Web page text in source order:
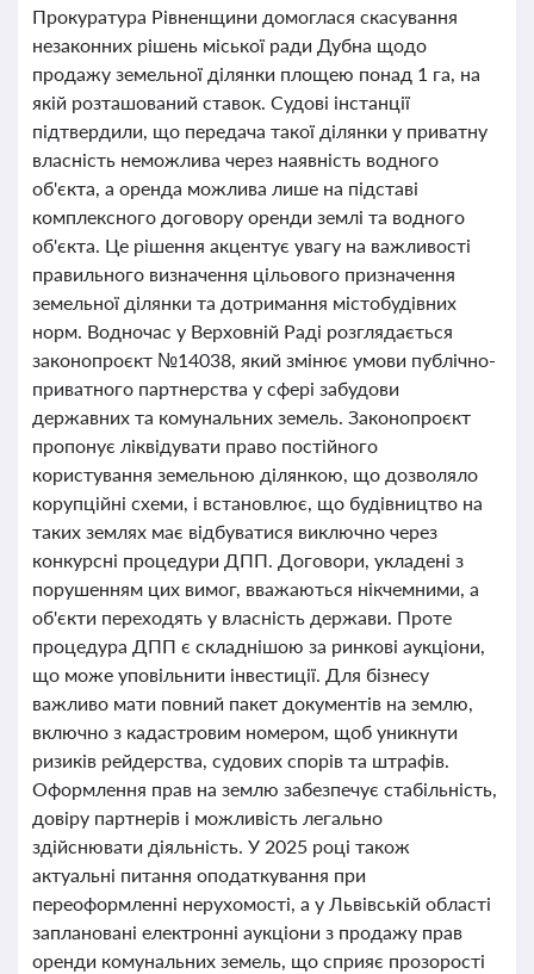
Прокуратура Рівненщини домоглася скасування
незаконних рішень міської ради Дубна щодо
продажу земельної ділянки площею понад 1 га, на
якій розташований ставок. Судові інстанції
підтвердили, що передача такої ділянки у приватну
власність неможлива через наявність водного
об'єкта, а оренда можлива лише на підставі
комплексного договору оренди землі та водного
об'єкта. Це рішення акцентує увагу на важливості
правильного визначення цільового призначення
земельної ділянки та дотримання містобудівних
норм. Водночас у Верховній Раді розглядається
законопроєкт №14038, який змінює умови публічно-
приватного партнерства у сфері забудови
державних та комунальних земель. Законопроєкт
пропонує ліквідувати право постійного
користування земельною ділянкою, що дозволяло
корупційні схеми, і встановлює, що будівництво на
таких землях має відбуватися виключно через
конкурсні процедури ДПП. Договори, укладені з
порушенням цих вимог, вважаються нікчемними, а
об'єкти переходять у власність держави. Проте
процедура ДПП є складнішою за ринкові аукціони,
що може уповільнити інвестиції. Для бізнесу
важливо мати повний пакет документів на землю,
включно з кадастровим номером, щоб уникнути
ризиків рейдерства, судових спорів та штрафів.
Оформлення прав на землю забезпечує стабільність,
довіру партнерів і можливість легально
здійснювати діяльність. У 2025 році також
актуальні питання оподаткування при
переоформленні нерухомості, а у Львівській області
заплановані електронні аукціони з продажу прав
оренди комунальних земель, що сприяє прозорості